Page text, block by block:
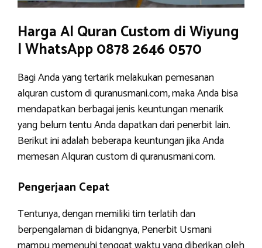
Harga Al Quran Custom di Wiyung
| WhatsApp 0878 2646 0570
Bagi Anda yang tertarik melakukan pemesanan
alquran custom di quranusmani.com, maka Anda bisa
mendapatkan berbagai jenis keuntungan menarik
yang belum tentu Anda dapatkan dari penerbit lain.
Berikut ini adalah beberapa keuntungan jika Anda
memesan Alquran custom di quranusmani.com.
Pengerjaan Cepat
Tentunya, dengan memiliki tim terlatih dan
berpengalaman di bidangnya, Penerbit Usmani